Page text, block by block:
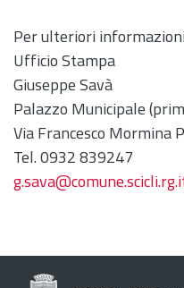
Per ulteriori
Ufficio Stampa
Giuseppe Savà
Palazzo Municipale
Via Francesco Mormina
Tel. 0932 839247